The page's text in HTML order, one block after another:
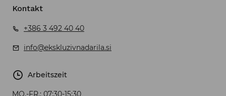
Kontakt
+386 3 492 40 40
info@ekskluzivnadarila.si
Arbeitszeit
MO.-FR.: 07:30-15:30